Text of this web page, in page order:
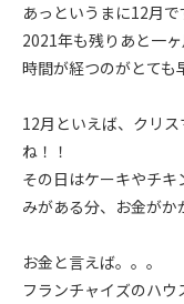
あっというまに12月で
2021年も残りあと一ヶ
時間が経つのがとても
12月といえば、クリ
ね！！
その日はケーキやチ
みがある分、お金がか
お金と言えば。。。
フランチャイズのハ